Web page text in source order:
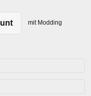
mit Modding